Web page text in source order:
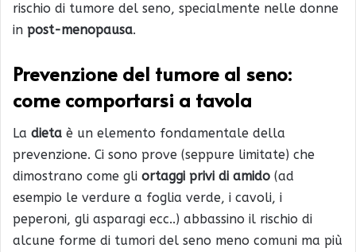
rischio di tumore del seno, specialmente nelle donne
in post-menopausa.
Prevenzione del tumore al seno:
come comportarsi a tavola
La dieta è un elemento fondamentale della
prevenzione. Ci sono prove (seppure limitate) che
dimostrano come gli ortaggi privi di amido (ad
esempio le verdure a foglia verde, i cavoli, i
peperoni, gli asparagi ecc..) abbassino il rischio di
alcune forme di tumori del seno meno comuni ma più